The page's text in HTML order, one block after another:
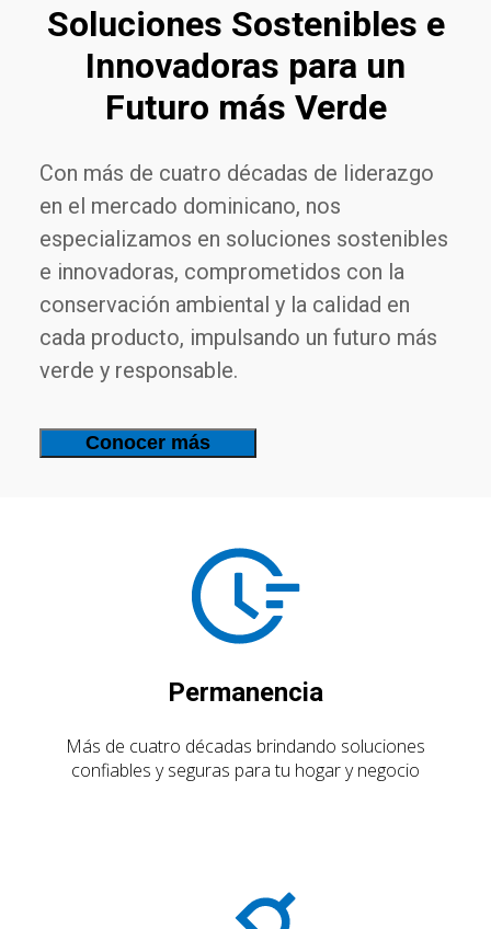
Soluciones Sostenibles e
Innovadoras para un
Futuro más Verde
Con más de cuatro décadas de liderazgo
en el mercado dominicano, nos
especializamos en soluciones sostenibles
e innovadoras, comprometidos con la
conservación ambiental y la calidad en
cada producto, impulsando un futuro más
verde y responsable.
Conocer más
Permanencia
Más de cuatro décadas brindando soluciones
confiables y seguras para tu hogar y negocio